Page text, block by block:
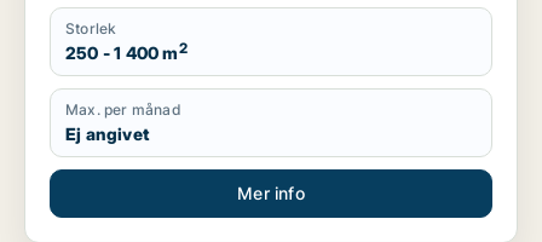
Storlek
250 - 1 400 m2
Max. per månad
Ej angivet
Mer info